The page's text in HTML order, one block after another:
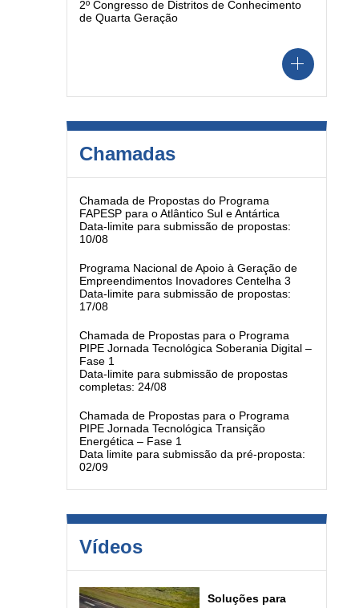
2º Congresso de Distritos de Conhecimento
de Quarta Geração
Chamadas
Chamada de Propostas do Programa
FAPESP para o Atlântico Sul e Antártica
Data-limite para submissão de propostas:
10/08
Programa Nacional de Apoio à Geração de
Empreendimentos Inovadores Centelha 3
Data-limite para submissão de propostas:
17/08
Chamada de Propostas para o Programa
PIPE Jornada Tecnológica Soberania Digital –
Fase 1
Data-limite para submissão de propostas
completas: 24/08
Chamada de Propostas para o Programa
PIPE Jornada Tecnológica Transição
Energética – Fase 1
Data limite para submissão da pré-proposta:
02/09
Vídeos
Soluções para